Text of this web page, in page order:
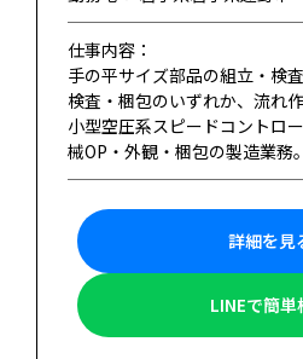
仕事内容：
手の平サイズ部品の組立・検
検査・梱包のいずれか、流れ
小型空圧系スピードコントロ
械OP・外観・梱包の製造業務。
詳細を見
LINEで簡単